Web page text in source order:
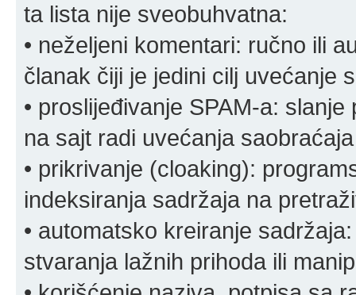
ta lista nije sveobuhvatna:
• neželjeni komentari: ručno ili
članak čiji je jedini cilj uvećanje
• proslijeđivanje SPAM-a:
na sajt radi uvećanja
• prikrivanje (cloaking):
indeksiranja sadržaja na
• automatsko kreiranje
stvaranja lažnih prihoda ili